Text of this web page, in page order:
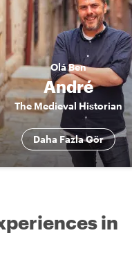
OláBen
André
The Medieval Historian
Daha Fazla Gör
in